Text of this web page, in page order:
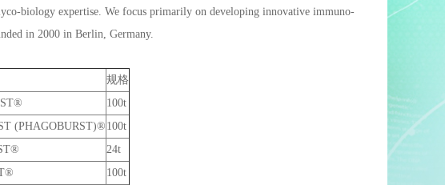
biology expertise. We focus primarily on developing innovative immuno-
in 2000 in Berlin, Germany.
规格
100t
(PHAGOBURST)® 100t
24t
100t